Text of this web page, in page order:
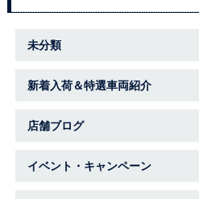
未分類
新着入荷＆特選車両紹介
店舗ブログ
イベント・キャンペーン